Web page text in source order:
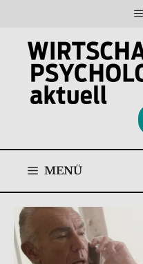
springen
MENÜ